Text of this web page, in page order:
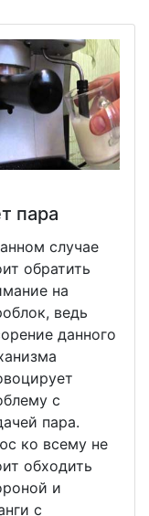
пара
случае
обратить
на
ведь
данного
с
пара.
ко всему не
обходить
и
с